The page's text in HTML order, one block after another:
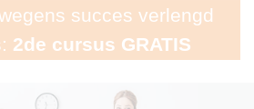
succes verlengd
2de cursus GRATIS